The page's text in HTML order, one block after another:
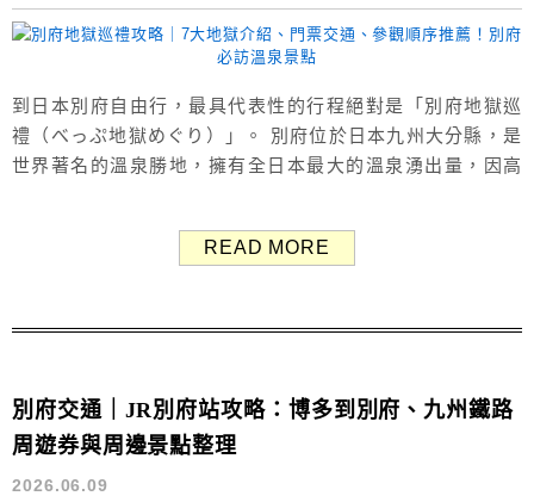
到日本別府自由行，最具代表性的行程絕對是「別府地獄巡
禮（べっぷ地獄めぐり）」。 別府位於日本九州大分縣，是
世界著名的溫泉勝地，擁有全日本最大的溫泉湧出量，因高
色，本文整理別府地獄巡禮的門票資訊、交通方式、參觀順
READ MORE
別府交通｜JR別府站攻略：博多到別府、九州鐵路
周遊券與周邊景點整理
2026.06.09